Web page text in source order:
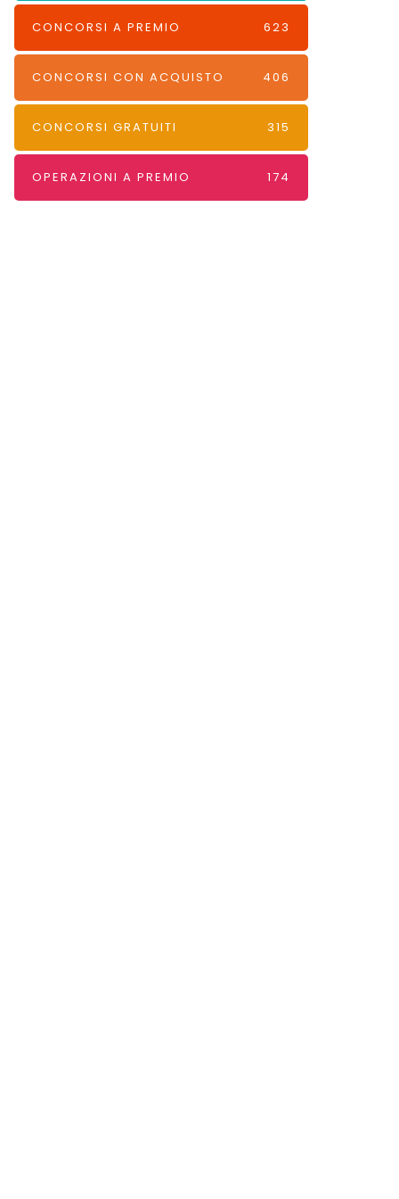
CONCORSI A PREMIO 623
CONCORSI CON ACQUISTO 406
CONCORSI GRATUITI 315
OPERAZIONI A PREMIO 174